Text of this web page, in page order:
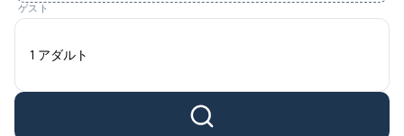
ゲスト
1 アダルト